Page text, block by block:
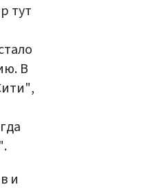
тут
В
и